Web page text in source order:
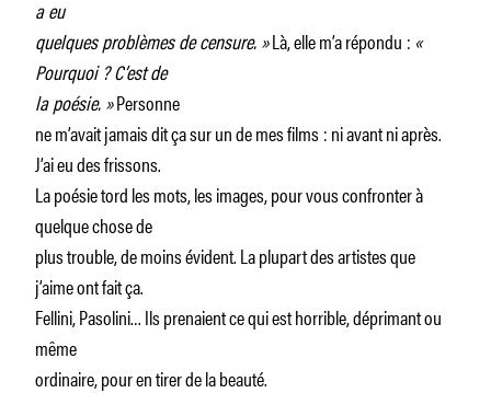
a eu
quelques problèmes de censure.»Là, elle m’a répondu : «
Pourquoi ? C’est de
la poésie.»Personne
ne m’avait jamais dit ça sur un de mes films : ni avant ni après.
J’ai eu des frissons.
La poésie tord les mots, les images, pour vous confronter à
quelque chose de
plus trouble, de moins évident. La plupart des artistes que
j’aime ont fait ça.
Fellini, Pasolini… Ils prenaient ce qui est horrible, déprimant ou
même
ordinaire, pour en tirer de la beauté.